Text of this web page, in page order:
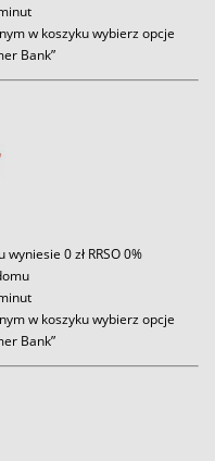
w koszyku wybierz opcje
Bank”
0 zł RRSO 0%
w koszyku wybierz opcje
Bank”